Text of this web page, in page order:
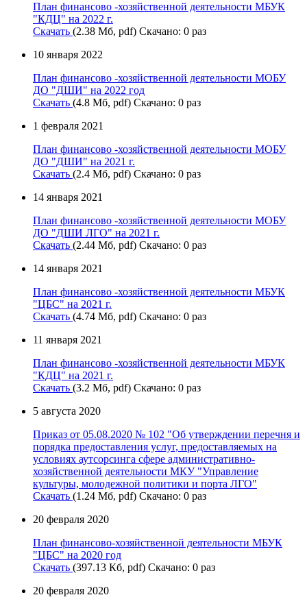
План финансово -хозяйственной деятельности МБУК
"КДЦ" на 2022 г.
Скачать (2.38 Мб, pdf) Скачано: 0 раз
10 января 2022
План финансово -хозяйственной деятельности МОБУ
ДО "ДШИ" на 2022 год
Скачать (4.8 Мб, pdf) Скачано: 0 раз
1 февраля 2021
План финансово -хозяйственной деятельности МОБУ
ДО "ДШИ" на 2021 г.
Скачать (2.4 Мб, pdf) Скачано: 0 раз
14 января 2021
План финансово -хозяйственной деятельности МОБУ
ДО "ДШИ ЛГО" на 2021 г.
Скачать (2.44 Мб, pdf) Скачано: 0 раз
14 января 2021
План финансово -хозяйственной деятельности МБУК
"ЦБС" на 2021 г.
Скачать (4.74 Мб, pdf) Скачано: 0 раз
11 января 2021
План финансово -хозяйственной деятельности МБУК
"КДЦ" на 2021 г.
Скачать (3.2 Мб, pdf) Скачано: 0 раз
5 августа 2020
Приказ от 05.08.2020 № 102 "Об утверждении перечня и
порядка предоставления услуг, предоставляемых на
условиях аутсорсинга сфере административно-
хозяйственной деятельности МКУ "Управление
культуры, молодежной политики и порта ЛГО"
Скачать (1.24 Мб, pdf) Скачано: 0 раз
20 февраля 2020
План финансово-хозяйственной деятельности МБУК
"ЦБС" на 2020 год
Скачать (397.13 Кб, pdf) Скачано: 0 раз
20 февраля 2020